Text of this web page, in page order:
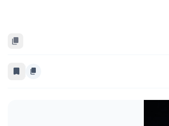
content_copy
content_copy
bookmark_border